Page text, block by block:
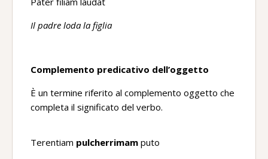
Il padre loda la figlia
Complemento predicativo dell’oggetto
È un termine riferito al complemento oggetto che
completa il significato del verbo.
Terentiam pulcherrimam puto